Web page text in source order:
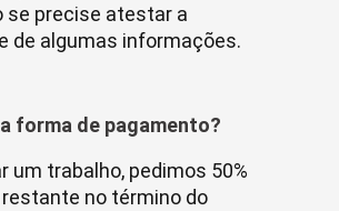
se precise atestar a
de algumas informações.
forma de pagamento?
um trabalho, pedimos 50%
restante no término do